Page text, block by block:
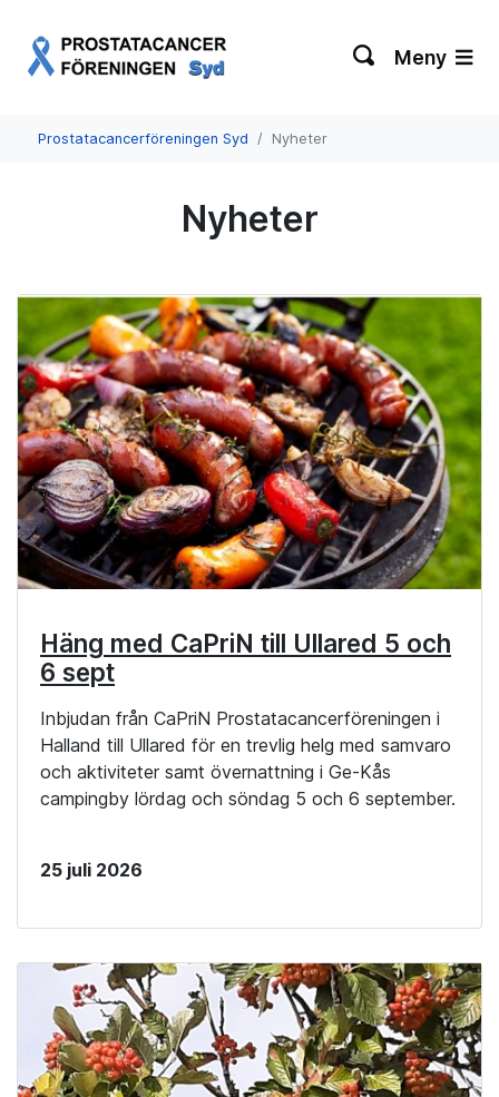
Meny
Prostatacancerföreningen Syd Nyheter
Nyheter
Häng med CaPriN till Ullared 5 och
6 sept
Inbjudan från CaPriN Prostatacancerföreningen i
Halland till Ullared för en trevlig helg med samvaro
och aktiviteter samt övernattning i Ge-Kås
campingby lördag och söndag 5 och 6 september.
25 juli 2026